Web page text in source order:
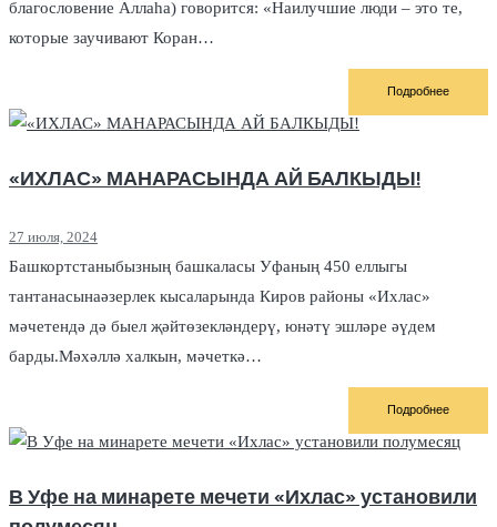
благословение Аллаһа) говорится: «Наилучшие люди – это те,
которые заучивают Коран…
Подробнее
«ИХЛАС» МАНАРАСЫНДА АЙ БАЛКЫДЫ!
27 июля, 2024
Башкортстаныбызның башкаласы Уфаның 450 еллыгы
тантанасынаәзерлек кысаларында Киров районы «Ихлас»
мәчетендә дә быел җәйтөзекләндерү, юнәтү эшләре әүдем
барды.Мәхәллә халкын, мәчеткә…
Подробнее
В Уфе на минарете мечети «Ихлас» установили